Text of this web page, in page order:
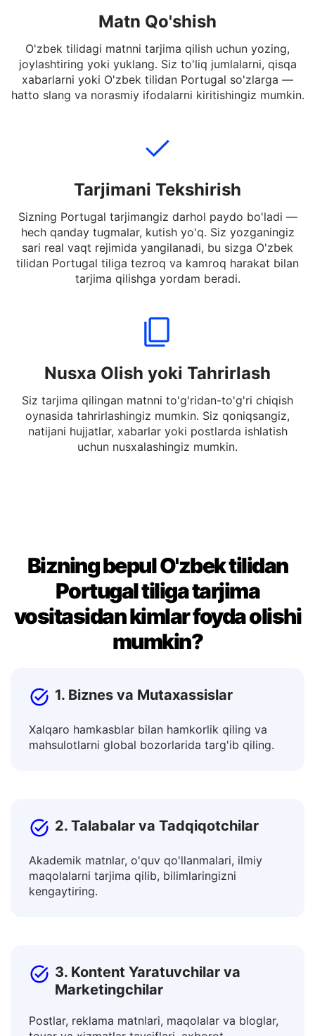
Matn Qo'shish
O'zbek tilidagi matnni tarjima qilish uchun yozing,
joylashtiring yoki yuklang. Siz to'liq jumlalarni, qisqa
Tarjimani Tekshirish
Sizning Portugal tarjimangiz darhol paydo bo'ladi —
hech qanday tugmalar, kutish yo'q. Siz yozganingiz
sari real vaqt rejimida yangilanadi, bu sizga O'zbek
tarjima qilishga yordam beradi.
Nusxa Olish yoki Tahrirlash
Siz tarjima qilingan matnni to'g'ridan-to'g'ri chiqish
oynasida tahrirlashingiz mumkin. Siz qoniqsangiz,
Bizning bepul O'zbek tilidan
Portugal tiliga tarjima
vositasidan kimlar foyda olishi
1. Biznes va Mutaxassislar
2. Talabalar va Tadqiqotchilar
Akademik matnlar, o'quv qo'llanmalari, ilmiy
Marketingchilar